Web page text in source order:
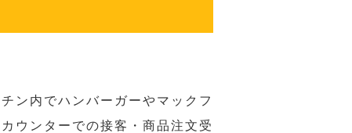
ン内でハンバーガーやマックフ
ウンターでの接客・商品注文受